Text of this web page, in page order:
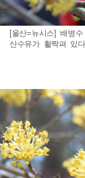
[울산=뉴시스] 배병
산수유가 활짝펴 있